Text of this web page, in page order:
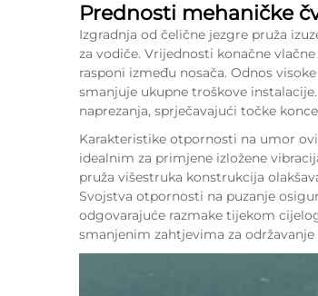
Prednosti mehaničke
Izgradnja od čelične jezgre pruža
za vodiče. Vrijednosti konačne
rasponi između nosača. Odnos
smanjuje ukupne troškove
naprezanja, sprječavajući točke
Karakteristike otpornosti na umor
idealnim za primjene izložene
pruža višestruka konstrukcija
Svojstva otpornosti na puzanje
odgovarajuće razmake tijekom
smanjenim zahtjevima za